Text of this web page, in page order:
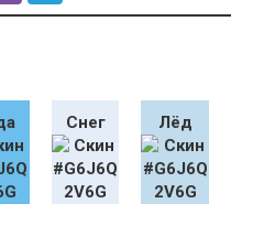
Снег Лёд